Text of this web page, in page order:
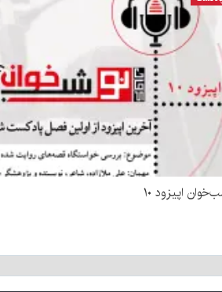
اپیزود ۱۰